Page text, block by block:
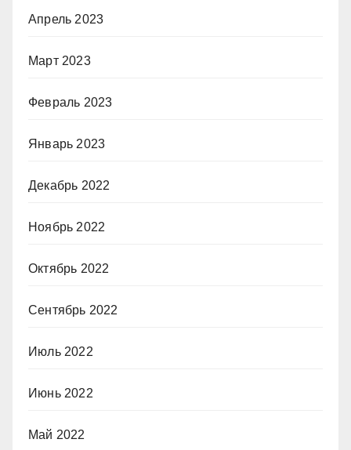
Апрель 2023
Март 2023
Февраль 2023
Январь 2023
Декабрь 2022
Ноябрь 2022
Октябрь 2022
Сентябрь 2022
Июль 2022
Июнь 2022
Май 2022